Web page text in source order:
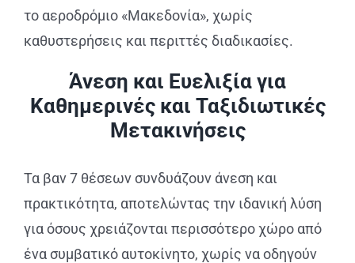
το αεροδρόμιο «Μακεδονία», χωρίς
καθυστερήσεις και περιττές διαδικασίες.
Άνεση και Ευελιξία για
Καθημερινές και Ταξιδιωτικές
Μετακινήσεις
Τα βαν 7 θέσεων συνδυάζουν άνεση και
πρακτικότητα, αποτελώντας την ιδανική λύση
για όσους χρειάζονται περισσότερο χώρο από
ένα συμβατικό αυτοκίνητο, χωρίς να οδηγούν